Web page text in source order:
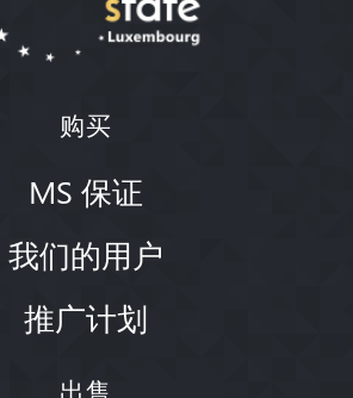
购买
MS 保证
我们的用户
推广计划
出售